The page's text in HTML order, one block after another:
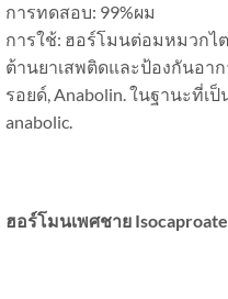
การทดสอบ: 99%ผม
การใช้: ฮอร์โมนต่อมหมวกไ
ต้านยาเสพติดและป้องกันอา
รอยด์, Anabolin. ในฐานะที่
anabolic.
ฮอร์โมนเพศชาย